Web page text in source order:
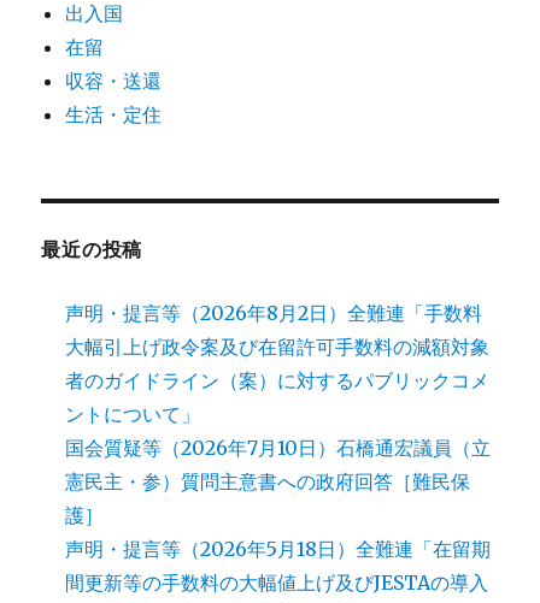
出入国
在留
収容・送還
生活・定住
最近の投稿
声明・提言等（2026年8月2日）全難連「手数料
大幅引上げ政令案及び在留許可手数料の減額対象
者のガイドライン（案）に対するパブリックコメ
ントについて」
国会質疑等（2026年7月10日）石橋通宏議員（立
憲民主・参）質問主意書への政府回答［難民保
護］
声明・提言等（2026年5月18日）全難連「在留期
間更新等の手数料の大幅値上げ及びJESTAの導入